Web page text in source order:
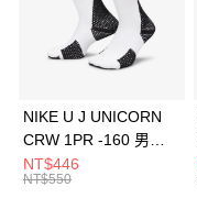
合作金庫商業銀行
華南商業銀行
上海商業儲蓄銀行
元大商業銀行
Apple Pay
全盈+PAY
AFTEE先享後付
NIKE U J UNICORN
CRW 1PR -160 男女
中統襪 FZ3393100
NT$446
NT$550